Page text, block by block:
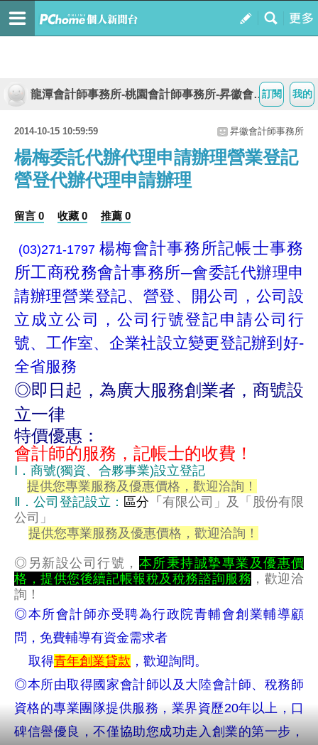
我的
訂閱
龍潭會計師事務所-桃園會計師事務所-昇徽會計師事務所
2014-10-15 10:59:59 昇徽會計師事務所
楊梅委託代辦代理申請辦理營業登記
營登代辦代理申請辦理
留言 0 收藏 0 推薦 0
(03)271-1797 楊梅會計事務所記帳士事務
所工商稅務會計事務所─會委託代辦理申
請辦理營業登記、營登、開公司，公司設
立成立公司，公司行號登記申請公司行
號、工作室、企業社設立變更登記辦到好-
全省服務
◎即日起，為廣大服務創業者，商號設
立一律
特價優惠：
會計師的服務，記帳士的收費！
Ⅰ．商號(獨資、合夥事業)設立登記
提供您專業服務及優惠價格，歡迎洽詢！
Ⅱ．公司登記設立： 區分「 有限公司」及「股份有限
公司」
提供您專業服務及優惠價格，歡迎洽詢！
◎另新設公司行號， 本所秉持誠摯專業及優惠價
格，提供您後續記帳報稅及稅務諮詢服務 ，歡迎洽
詢！
◎本所會計師亦受聘為行政院青輔會創業輔導顧
問，免費輔導有資金需求者
取得青年創業貸款 ，歡迎詢問。
◎本所由取得國家會計師以及大陸會計師、稅務師
資格的專業團隊提供服務，業界資歷20年以上， 口
碑信譽優良，不僅協助您成功走入創業的第一步，